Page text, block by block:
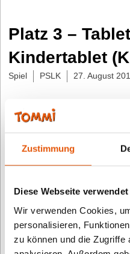
Zustimmung
Diese Webseite
Wir verwenden Cookies,
personalisieren,
zu können und die Zugriffe
Platz 3 –
Kindertablet
Spiel PSLK 27. August
Das sagt die Kinderjury:
gewinnt den TOMMI
sehr stabiles Tablet ist.
besonders gut. Und
wie ein ganz normales
mussten wir uns zum
Sport treiben. Wir